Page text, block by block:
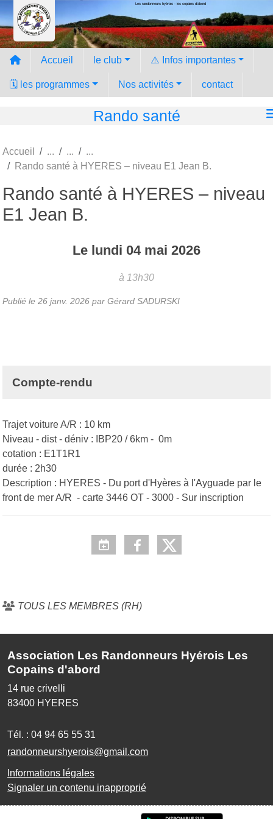
Les randonneurs hyèrois - les copains d'abord
Accueil le club ⚠️ Infos importantes
🗓️ les programmes Nos activités contact
Rando santé
Accueil
Rando santé à HYERES – niveau E1 Jean B.
Rando santé à HYERES – niveau
E1 Jean B.
Le lundi 04 mai 2026
à 13h30
Publié le 26 janv. 2026 par Gérard SADURSKI
Compte-rendu
Trajet voiture A/R : 10 km
Niveau - dist - déniv : IBP20 / 6km - 0m
cotation : E1T1R1
durée : 2h30
Description : HYERES - Du port d'Hyères à l'Ayguade par le
front de mer A/R - carte 3446 OT - 3000 - Sur inscription
TOUS LES MEMBRES (RH)
Association Les Randonneurs Hyérois Les
Copains d'abord
14 rue crivelli
83400 HYERES
Tél. : 04 94 65 55 31
randonneurshyerois@gmail.com
Informations légales
Signaler un contenu inapproprié
Panneau de gestion des cookies